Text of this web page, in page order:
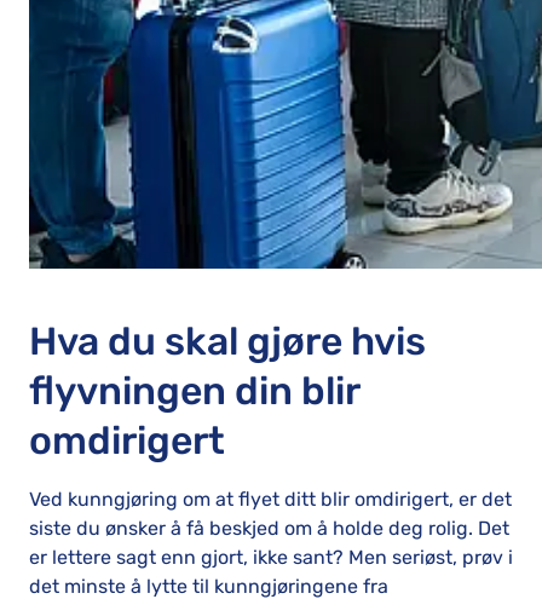
Hva du skal gjøre hvis
flyvningen din blir
omdirigert
Ved kunngjøring om at flyet ditt blir omdirigert, er det
siste du ønsker å få beskjed om å holde deg rolig. Det
er lettere sagt enn gjort, ikke sant? Men seriøst, prøv i
det minste å lytte til kunngjøringene fra